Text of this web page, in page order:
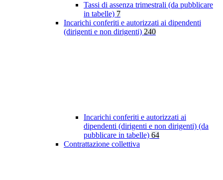
Tassi di assenza trimestrali (da pubblicare
in tabelle) 7
Incarichi conferiti e autorizzati ai dipendenti
(dirigenti e non dirigenti) 240
Incarichi conferiti e autorizzati ai
dipendenti (dirigenti e non dirigenti) (da
pubblicare in tabelle) 64
Contrattazione collettiva